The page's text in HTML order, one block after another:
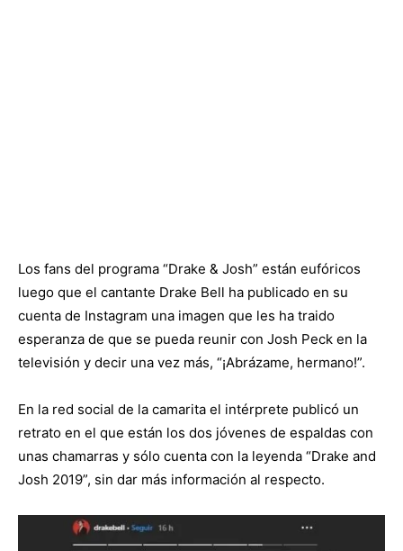
Los fans del programa “Drake & Josh” están eufóricos
luego que el cantante Drake Bell ha publicado en su
cuenta de Instagram una imagen que les ha traido
esperanza de que se pueda reunir con Josh Peck en la
televisión y decir una vez más, “¡Abrázame, hermano!”.
En la red social de la camarita el intérprete publicó un
retrato en el que están los dos jóvenes de espaldas con
unas chamarras y sólo cuenta con la leyenda “Drake and
Josh 2019”, sin dar más información al respecto.